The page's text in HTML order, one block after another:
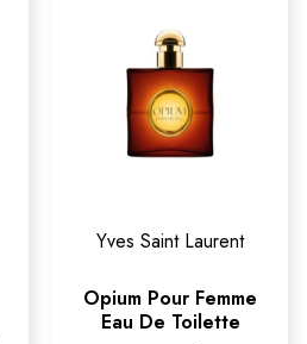
Yves Saint Laurent
Opium Pour Femme
Eau De Toilette